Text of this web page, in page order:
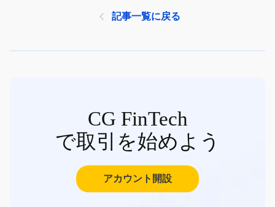
記事一覧に戻る
CG FinTech
で取引を始めよう
アカウント開設